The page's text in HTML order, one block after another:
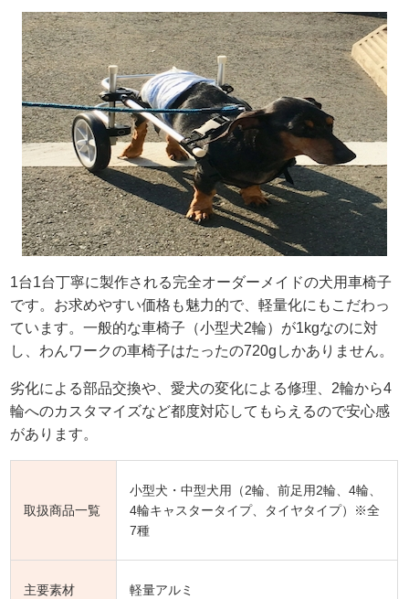
1台1台丁寧に製作される完全オーダーメイドの犬用車椅子
です。お求めやすい価格も魅力的で、軽量化にもこだわっ
ています。一般的な車椅子（小型犬2輪）が1kgなのに対
し、わんワークの車椅子はたったの720gしかありません。
劣化による部品交換や、愛犬の変化による修理、2輪から4
輪へのカスタマイズなど都度対応してもらえるので安心感
があります。
取扱商品一覧
小型犬・中型犬用（2輪、前足用2輪、4輪、
4輪キャスタータイプ、タイヤタイプ）※全
7種
主要素材 軽量アルミ